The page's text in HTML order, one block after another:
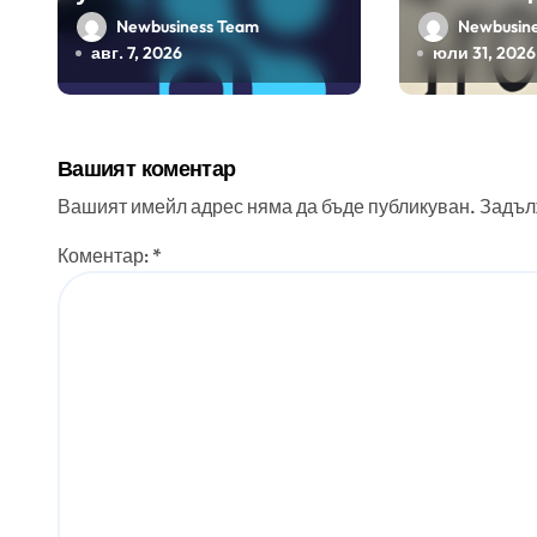
създаването на
международните
стандарти за
изкуствен интелект в
хотелиерството
Newbusiness Team
авг. 7, 2026
450
ERP
помощта
юли 31, 2026
Вашият коментар
Вашият имейл адрес няма да бъде публикуван.
Коментар: *